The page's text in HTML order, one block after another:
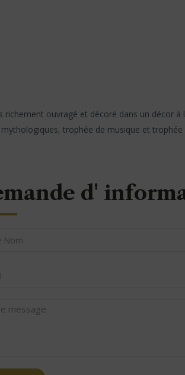
ouvragé et décoré dans un décor à
trophée de musique et
d'